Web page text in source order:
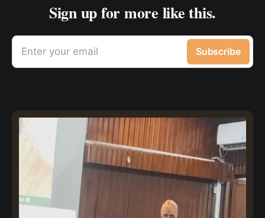
Sign up for more like this.
Enter your email Subscribe